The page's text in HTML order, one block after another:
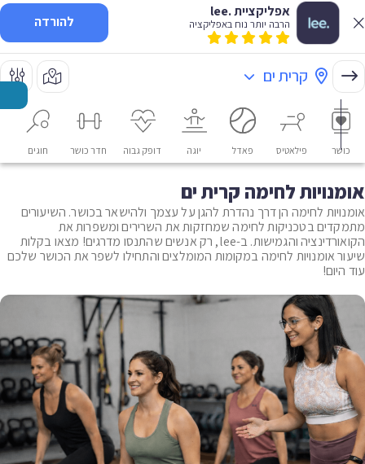
אפליקציית .lee
הרבה יותר נוח באפליקציה להורדה
קרית ים
כושר פילאטיס פאדל יוגה דופק גבוה חדר כושר חוגים
אומנויות לחימה קרית ים
אומנויות לחימה הן דרך נהדרת להגן על עצמך ולהישאר בכושר. השיעורים
מתמקדים בטכניקות לחימה שמחזקות את השרירים ומשפרות את
הקואורדינציה והגמישות. ב-lee, רק אנשים שהתנסו מדרגים! מצאו בקלות
שיעור אומנויות לחימה במקומות המומלצים והתחילו לשפר את הכושר שלכם
עוד היום!